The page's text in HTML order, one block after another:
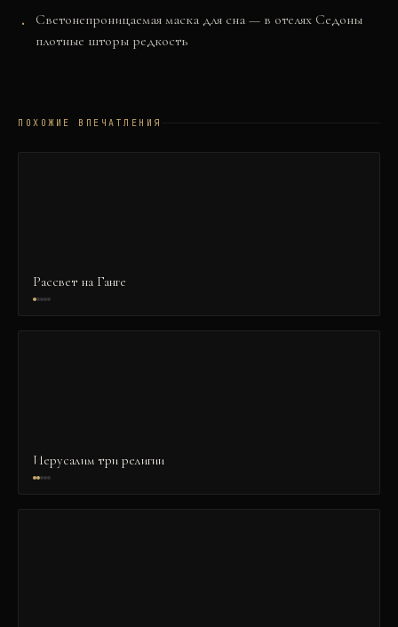
Светонепроницаемая маска для сна — в отелях Седоны
плотные шторы редкость
ПОХОЖИЕ ВПЕЧАТЛЕНИЯ
Рассвет на Ганге
Иерусалим три религии